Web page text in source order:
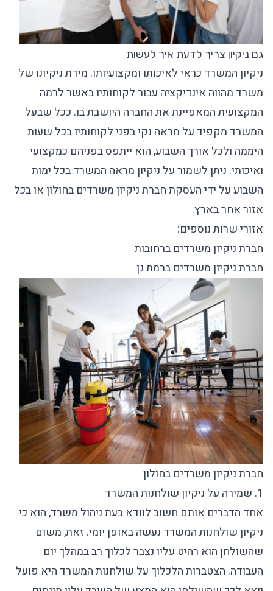
גם ניקיון צריך לדעת איך לעשות
ניקיון המשרד כראי לאיכותו ומקצועיותו. מידת ניקיונו של
משרד מהווה אינדיקציה עבור לקוחותיו באשר לרמה
המקצועית המאפיינת את החברה היושבת בו. ככל שבעל
המשרד מקפיד על מראה נקי בפני לקוחותיו בכל שעות
היממה ולכל אורך השבוע, הוא ייתפס בפניהם כמקצועי
ואיכותי. ניתן לשמור על ניקיון מראה המשרד בכל ימות
השבוע על ידי העסקת חברת ניקיון משרדים בחולון או בכל
אזור אחר בארץ.
אזורי שרות נוספים:
חברת ניקיון משרדים ברחובות
חברת ניקיון משרדים ברמת גן
חברת ניקיון משרדים בחולון
1. שמירה על ניקיון שולחנות המשרד
אחד הדברים אותם חשוב לוודא בעת ניהול משרד, הוא כי
ניקיון שולחנות המשרד נעשה באופן יומי. זאת, משום
שהשולחן הוא רהיט עליו נצבר לכלוך רב במהלך יום
העבודה. הצטברות הלכלוך על שולחנות המשרד היא פועל